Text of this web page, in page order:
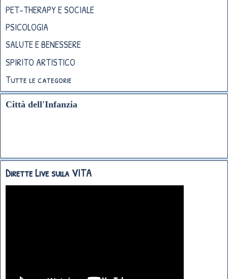
PET-THERAPY E SOCIALE
PSICOLOGIA
SALUTE E BENESSERE
SPIRITO ARTISTICO
Tutte le categorie
Città dell'Infanzia
Dirette Live sulla VITA